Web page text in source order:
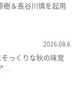
樹＆長谷川慎を起用
2026.08.6
っくりな秋の味覚
…